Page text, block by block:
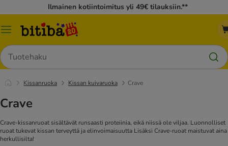
Ilmainen kotiintoimitus yli 49€ tilauksiin.**
Katalogivalikko
Hae
Kissanruoka Kissan kuivaruoka Crave
Crave
Crave-kissanruoat sisältävät runsaasti proteiinia, eikä niissä ole viljaa. Luonnolliset
ruoat tukevat kissan terveyttä ja elinvoimaisuutta Lisäksi Crave-ruoat maistuvat aina
herkullisilta!